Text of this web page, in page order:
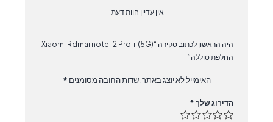
אין עדיין חוות דעת.
היה הראשון לכתוב סקירה “Xiaomi Rdmai note 12 Pro + (5G)
החלפת סוללה”
האימייל לא יוצג באתר. שדות החובה מסומנים *
הדירוג שלך *